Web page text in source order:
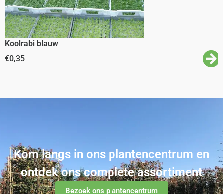
Koolrabi blauw
€0,35
Kom langs in ons plantencentrum en
ontdek ons complete assortiment
Bezoek ons plantencentrum